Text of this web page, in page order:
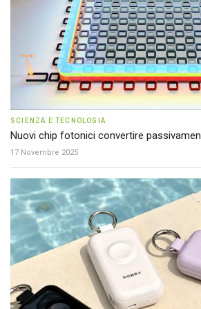
SCIENZA E TECNOLOGIA
Nuovi chip fotonici convertire
17 Novembre 2025